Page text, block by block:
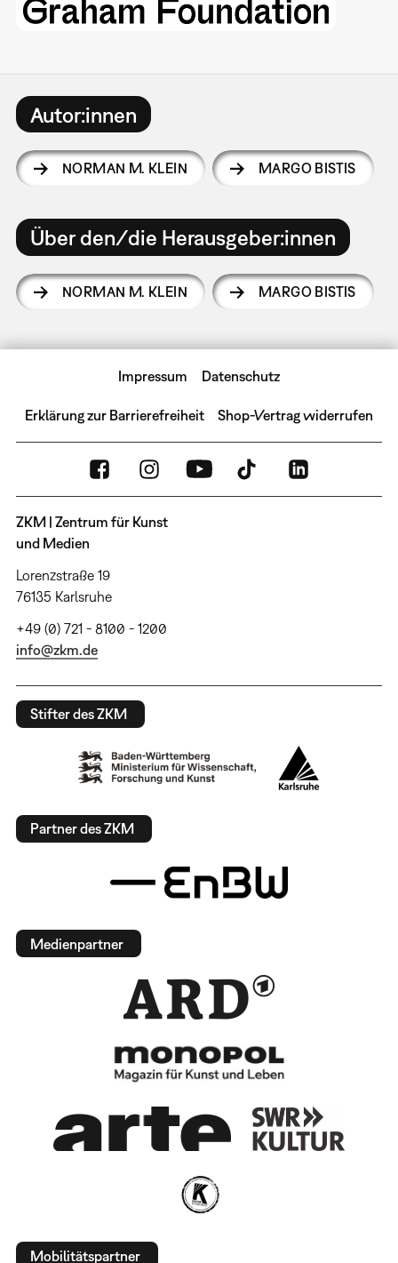
Autor:innen
NORMAN M. KLEIN MARGO BISTIS
Über den/die Herausgeber:innen
NORMAN M. KLEIN MARGO BISTIS
Impressum Datenschutz
Erklärung zur Barrierefreiheit Shop-Vertrag widerrufen
ZKM | Zentrum für Kunst
und Medien
Lorenzstraße 19
76135 Karlsruhe
+49 (0) 721 - 8100 - 1200
info@zkm.de
Stifter des ZKM
Partner des ZKM
Medienpartner
Mobilitätspartner